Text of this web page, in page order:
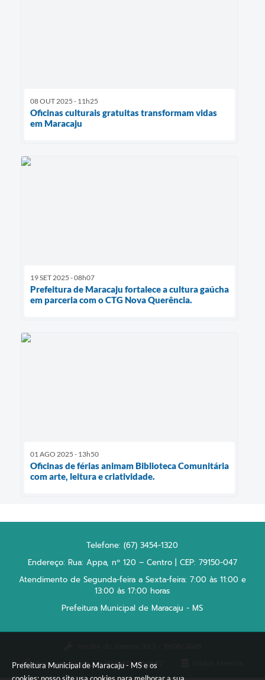
Prefeitura Municipal de Maracaju - MS e os
08 OUT 2025 - 11h25
Oficinas culturais gratuitas transformam vidas
em Maracaju
19 SET 2025 - 08h07
Prefeitura de Maracaju fortalece a cultura gaúcha
em parceria com o CTG Nova Querência.
01 AGO 2025 - 13h50
Oficinas de férias animam Biblioteca Comunitária
com arte, leitura e criatividade.
Telefone: (67) 3454-1320
Endereço: Rua: Appa, nº 120 – Centro | CEP: 79150-047
Atendimento de Segunda-feira a Sexta-feira: 7:00 às 11:00 e
13:00 às 17:00 horas
Prefeitura Municipal de Maracaju - MS
Portal atualizado em:07/08/2026 16:57